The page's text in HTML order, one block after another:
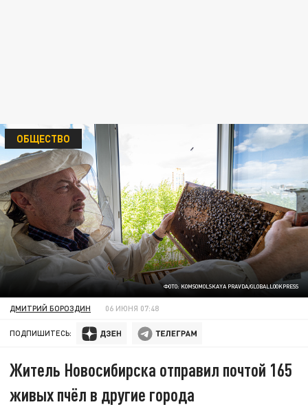
ФОТО: KOMSOMOLSKAYA PRAVDA/GLOBALLOOKPRESS
ОБЩЕСТВО
ДМИТРИЙ БОРОЗДИН 06 ИЮНЯ 07:48
ПОДПИШИТЕСЬ:
Житель Новосибирска отправил почтой 165
живых пчёл в другие города